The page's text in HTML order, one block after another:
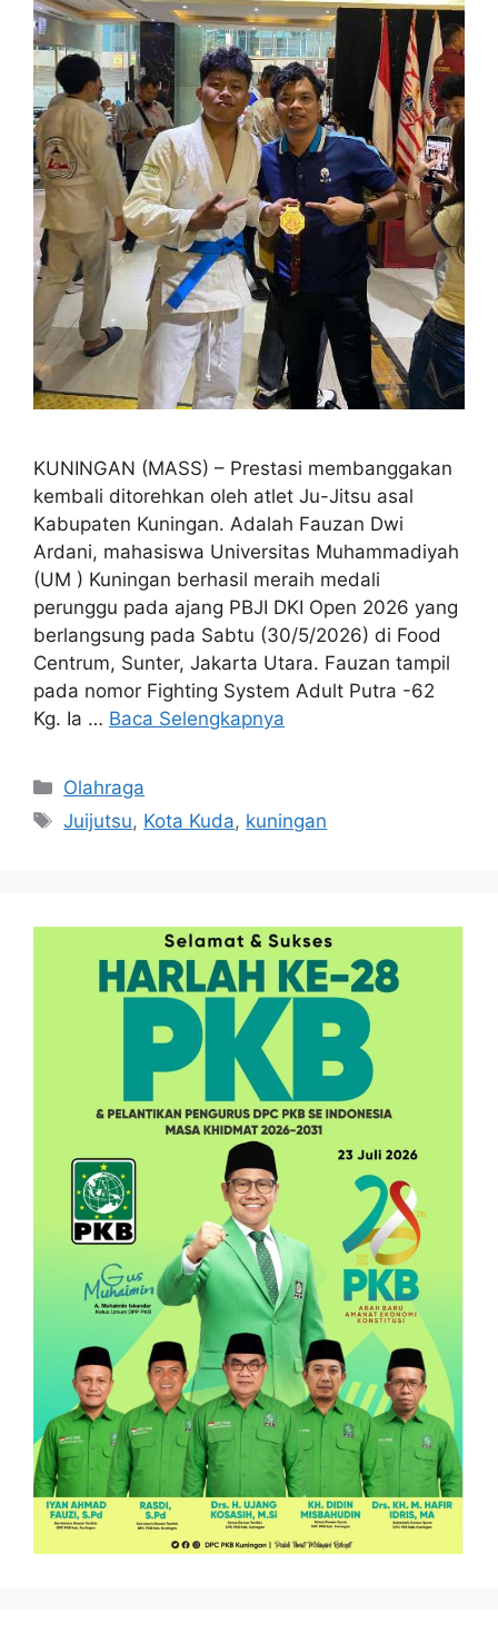
KUNINGAN (MASS) – Prestasi membanggakan
kembali ditorehkan oleh atlet Ju-Jitsu asal
Kabupaten Kuningan. Adalah Fauzan Dwi
Ardani, mahasiswa Universitas Muhammadiyah
(UM ) Kuningan berhasil meraih medali
perunggu pada ajang PBJI DKI Open 2026 yang
berlangsung pada Sabtu (30/5/2026) di Food
Centrum, Sunter, Jakarta Utara. Fauzan tampil
pada nomor Fighting System Adult Putra -62
Kg. Ia … Baca Selengkapnya
Kategori
Olahraga
Tag
Juijutsu, Kota Kuda, kuningan